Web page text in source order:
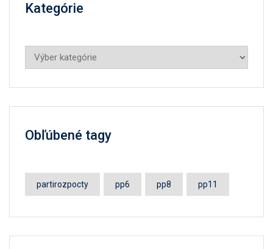
Kategórie
Kategórie
Obľúbené tagy
partirozpocty pp6 pp8 pp11